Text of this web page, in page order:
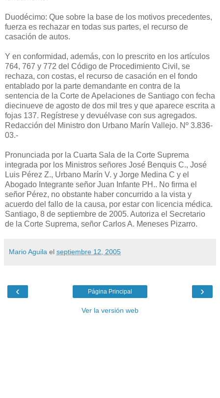
Duodécimo: Que sobre la base de los motivos precedentes,
fuerza es rechazar en todas sus partes, el recurso de
casación de autos.
Y en conformidad, además, con lo prescrito en los artículos
764, 767 y 772 del Código de Procedimiento Civil, se
rechaza, con costas, el recurso de casación en el fondo
entablado por la parte demandante en contra de la
sentencia de la Corte de Apelaciones de Santiago con fecha
diecinueve de agosto de dos mil tres y que aparece escrita a
fojas 137. Regístrese y devuélvase con sus agregados.
Redacción del Ministro don Urbano Marín Vallejo. Nº 3.836-
03.-
Pronunciada por la Cuarta Sala de la Corte Suprema
integrada por los Ministros señores José Benquis C., José
Luis Pérez Z., Urbano Marín V. y Jorge Medina C y el
Abogado Integrante señor Juan Infante PH.. No firma el
señor Pérez, no obstante haber concurrido a la vista y
acuerdo del fallo de la causa, por estar con licencia médica.
Santiago, 8 de septiembre de 2005. Autoriza el Secretario
de la Corte Suprema, señor Carlos A. Meneses Pizarro.
Mario Aguila el septiembre 12, 2005
‹ ›
Página Principal
Ver la versión web